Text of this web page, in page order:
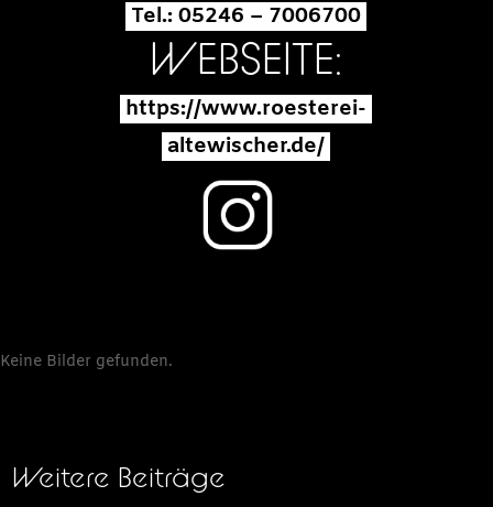
Tel.: 05246 – 7006700
WEBSEITE:
https://www.roesterei-
altewischer.de/
Keine Bilder gefunden.
Weitere Beiträge